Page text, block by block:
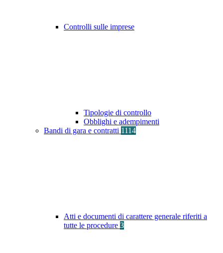
Controlli sulle imprese
Tipologie di controllo
Obblighi e adempimenti
Bandi di gara e contratti 1114
Atti e documenti di carattere generale riferiti a
tutte le procedure 3